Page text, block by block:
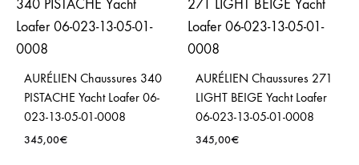
AURÉLIEN Chaussures 340
PISTACHE Yacht Loafer 06-
023-13-05-01-0008
345,00€
AURÉLIEN Chaussures 271
LIGHT BEIGE Yacht Loafer
06-023-13-05-01-0008
345,00€